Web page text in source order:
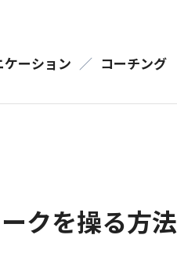
ケーション ／ コーチング
クを操る方法